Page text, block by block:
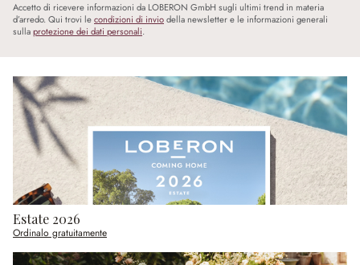
Accetto di ricevere informazioni da LOBERON GmbH sugli ultimi trend in materia
d’arredo. Qui trovi lecondizioni di inviodella newsletter e le informazioni generali
sullaprotezione dei dati personali.
Estate 2026
Ordinalo gratuitamente